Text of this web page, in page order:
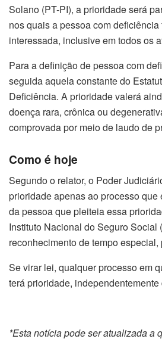
Solano (PT-PI), a prioridade será
nos quais a pessoa com
interessada, inclusive em todos os
Para a definição de pessoa com
seguida aquela constante do
Deficiência. A prioridade valerá
doença rara, crônica ou
comprovada por meio de laudo de
Como é hoje
Segundo o relator, o Poder
prioridade apenas ao processo
da pessoa que pleiteia essa
Instituto Nacional do Seguro Social
reconhecimento de tempo especial,
Se virar lei, qualquer processo em
terá prioridade, independentemente
*Esta notícia pode ser atualizada a